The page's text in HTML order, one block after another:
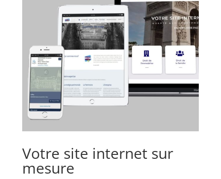
Votre site internet sur
mesure